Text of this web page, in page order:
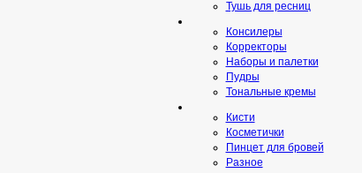
Тушь для ресниц
Консилеры
Корректоры
Наборы и палетки
Пудры
Тональные кремы
Кисти
Косметички
Пинцет для бровей
Разное